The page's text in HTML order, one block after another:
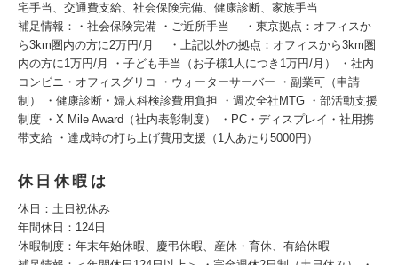
宅手当、交通費支給、社会保険完備、健康診断、家族手当
補足情報：・社会保険完備 ・ご近所手当 ・東京拠点：オフィスか
ら3km圏内の方に2万円/月 ・上記以外の拠点：オフィスから3km圏
内の方に1万円/月 ・子ども手当（お子様1人につき1万円/月） ・社内
コンビニ・オフィスグリコ ・ウォーターサーバー ・副業可（申請
制） ・健康診断・婦人科検診費用負担 ・週次全社MTG ・部活動支援
制度 ・X Mile Award（社内表彰制度） ・PC・ディスプレイ・社用携
帯支給 ・達成時の打ち上げ費用支援（1人あたり5000円）
休日休暇は
休日：土日祝休み
年間休日：124日
休暇制度：年末年始休暇、慶弔休暇、産休・育休、有給休暇